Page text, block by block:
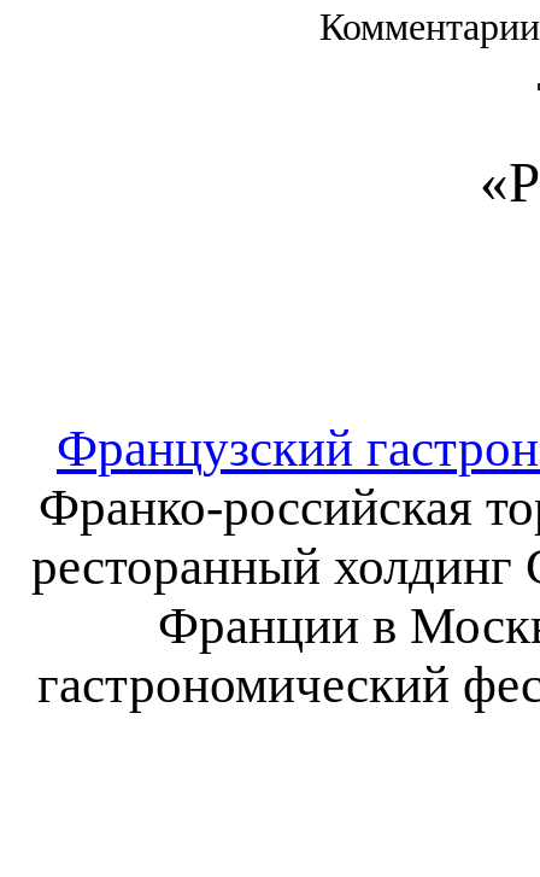
Французский
Франко-российская
ресторанный холдинг
Франции в
гастрономический